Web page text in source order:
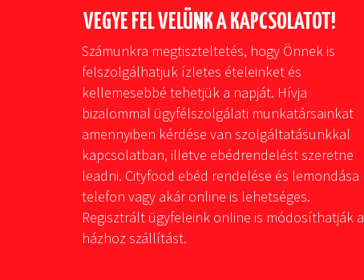
VEGYE FEL VELÜNK A KAPCSOLATOT!
Számunkra megtiszteltetés, hogy Önnek is
felszolgálhatjuk ízletes ételeinket és
kellemesebbé tehetjük a napját. Hívja
bizalommal ügyfélszolgálati munkatársainkat
amennyiben kérdése van szolgáltatásunkkal
kapcsolatban, illetve ebédrendelést szeretne
leadni. Cityfood ebéd rendelése és lemondása
telefon vagy akár online is lehetséges.
Regisztrált ügyfeleink online is módosíthatják a
házhoz szállítást.